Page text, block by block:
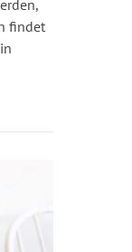
findet